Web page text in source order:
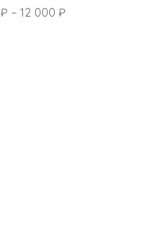
₽ – 12 000 ₽